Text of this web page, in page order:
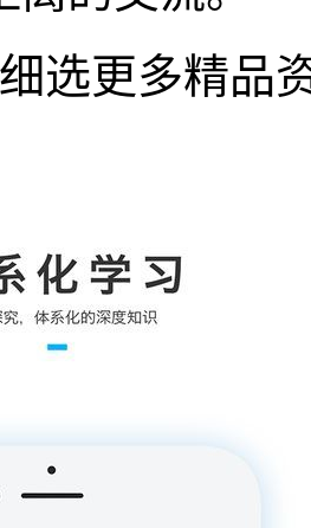
选更多精品